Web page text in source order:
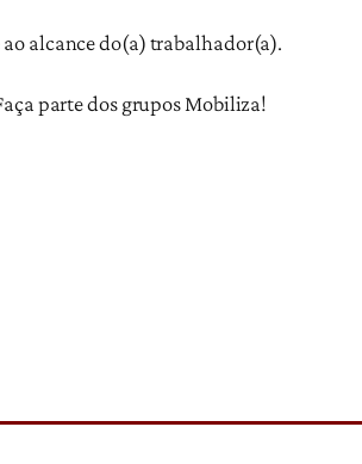
ao alcance do(a) trabalhador(a).
parte dos grupos Mobiliza!